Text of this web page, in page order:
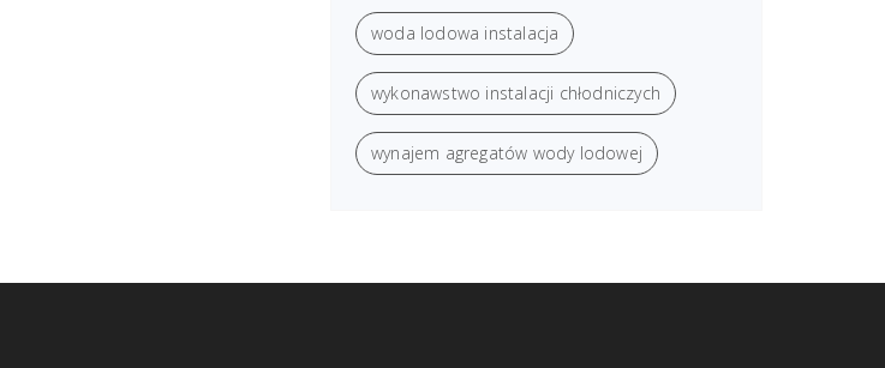
woda lodowa instalacja
wykonawstwo instalacji chłodniczych
wynajem agregatów wody lodowej